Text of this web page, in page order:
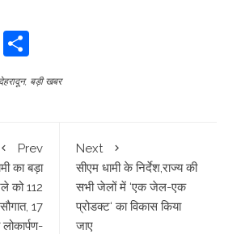
WhatsApp
देहरादून, बड़ी खबर
Prev
का बड़ा
को 112
17
Next
सीएम धामी के निर्देश,राज्य की
सभी जेलों में ‘एक जेल-एक
प्रोडक्ट‘ का विकास किया
जाए